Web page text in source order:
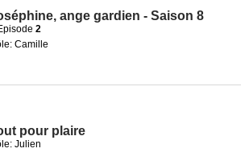
ange gardien - Saison 8
2
Camille
pour plaire
Julien